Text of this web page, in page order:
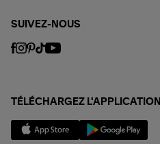
SUIVEZ-NOUS
TÉLÉCHARGEZ L'APPLICATION